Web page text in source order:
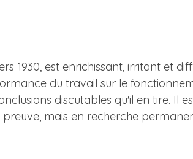
1930, est enrichissant, irritant et
du travail sur le
discutables qu'il en tire. Il
preuve, mais en recherche